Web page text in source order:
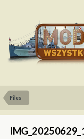
Files